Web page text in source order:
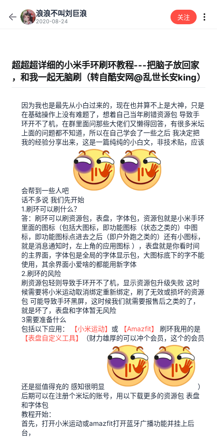
浪浪不叫刘巨浪
2020-08-24
关注
超超超详细的小米手环刷环教程---把脑子放回家
，和我一起无脑刷（转自酷安网@乱世长安king）
因为我也是最先从小白过来的，现在也并算不上是大神，只是
在基础操作上没有难题了，想着自己当年刷错资源包 导致手
环开不了机，在群里面问那些大佬们又懒得回答，有很多米坛
上面的问题都不知道，所以在自己学会了一些之后 我决定把
我的经验分享出来，这是一篇纯纯的小白文，非技术贴，应该
会帮到一些人吧
话不多说 我们先开始
1.刷环可以刷什么？
答：刷环可以刷资源包，表盘，字体包，资源包就是小米手环
里面的图标（包括大图标，即功能图标（状态之类的）中图
标，即功能图标点进去之后（即户外跑之类的）还有小图标，
就是消息通知时，左上角的应用图标 ），表盘就是你看时间
的主界面，字体包是全局的字体显示包，大图标底下的字不能
使用，其余界面小爱啥的都能用新字体
2.刷环的风险
刷资源包轻则导致手环开不了机，显示资源包升级失败 这时
候需要将小米运动取消绑定重新绑定，刷了无效或损坏的资源
包 可能导致手环黑屏，这时候我们就需要报售后之类的了，
就是坏了，表盘和字体暂无风险
3需要准备什么
包括以下应用：
【小米运动】 或 【Amazfit】
刷环我用的是
【表盘自定义工具】
（财力雄厚的可以冲个会员，这个的会员
还是挺值得充的 感知很明显
）
后期可以在注册个米坛的账号，用以下载更多的资源包 表盘
和字体包
教程开始：
首先，打开小米运动或amazfit打开蓝牙广播功能并挂上后
台，